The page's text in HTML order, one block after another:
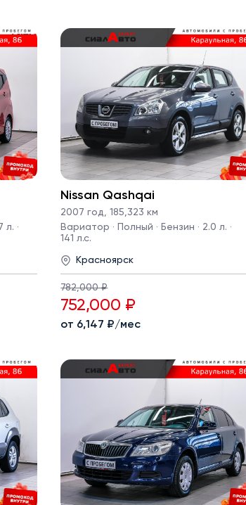
л. ·
Nissan Qashqai
2007 год, 185,323 км
Вариатор · Полный · Бензин · 2.0 л. ·
141 л.с.
Красноярск
782,000 ₽
752,000 ₽
от 6,147 ₽/мес